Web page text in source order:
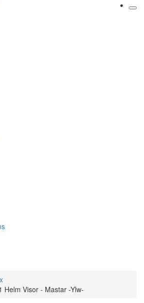
Helm Visor - Mastar -Ylw-